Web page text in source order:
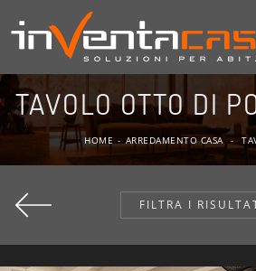
TAVOLO OTTO DI
HOME - ARREDAMENTO CASA -
FILTRA I